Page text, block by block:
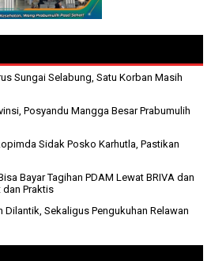
Sungai Selabung, Satu Korban Masih
Posyandu Mangga Besar Prabumulih
Sidak Posko Karhutla, Pastikan
Bayar Tagihan PDAM Lewat BRIVA dan
dan Praktis
Dilantik, Sekaligus Pengukuhan Relawan